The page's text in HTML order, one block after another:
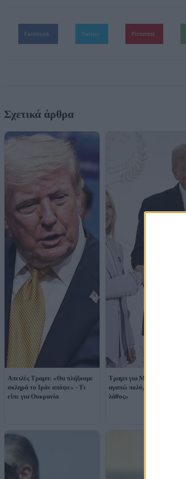
Facebook Twitter Pinterest
Σχετικά άρθρα
Απειλές Τραμπ: «Θα πλήξουμε
σκληρά το Ιράν απόψε» - Τι
είπε για Ουκρανία
Τραμπ για Μελόνι: «Την
αγαπώ πολύ, αλλά έκανε
λάθος»